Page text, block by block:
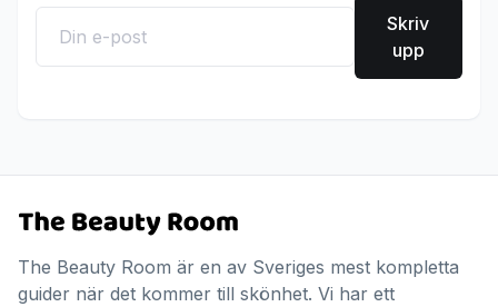
Skriv
upp
The Beauty Room är en av Sveriges mest kompletta
guider när det kommer till skönhet. Vi har ett